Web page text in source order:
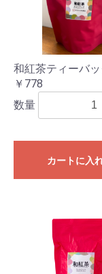
和紅茶ティーバ
￥778
数量
カートに入